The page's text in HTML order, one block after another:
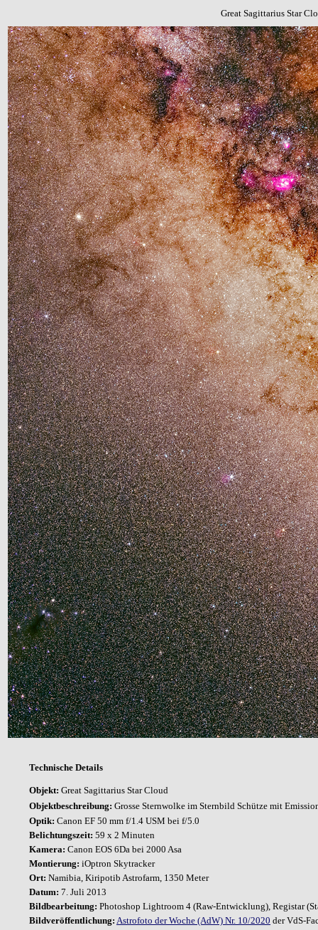
Great Sagittarius Star
Technische Details
Objekt: Great Sagittarius Star Cloud
Objektbeschreibung: Grosse Sternwolke im Sternbild Schütze mit
Optik: Canon EF 50 mm f/1.4 USM bei f/5.0
Belichtungszeit: 59 x 2 Minuten
Kamera: Canon EOS 6Da bei 2000 Asa
Montierung: iOptron Skytracker
Ort: Namibia, Kiripotib Astrofarm, 1350 Meter
Datum: 7. Juli 2013
Bildbearbeitung: Photoshop Lightroom 4 (Raw-Entwicklung), Registar
Bildveröffentlichung: Astrofoto der Woche (AdW) Nr. 10/2020 der VdS-